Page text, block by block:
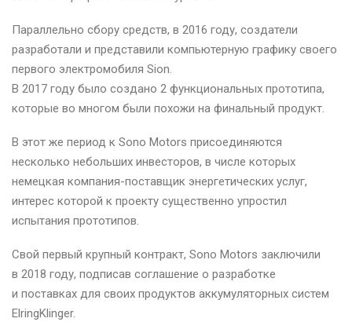
Параллельно сбору средств, в 2016 году, создатели
разработали и представили компьютерную графику своего
первого электромобиля Sion.
В 2017 году было создано 2 функциональных прототипа,
которые во многом были похожи на финальный продукт.
В этот же период к Sono Motors присоединяются
несколько небольших инвесторов, в числе которых
немецкая компания-поставщик энергетических услуг,
интерес которой к проекту существенно упростил
испытания прототипов.
Свой первый крупный контракт, Sono Motors заключили
в 2018 году, подписав соглашение о разработке
и поставках для своих продуктов аккумуляторных систем
ElringKlinger.